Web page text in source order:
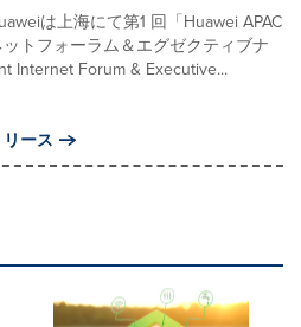
は上海にて第1 回「Huawei APAC
トフォーラム＆エグゼクティブナ
Internet Forum & Executive...
ース